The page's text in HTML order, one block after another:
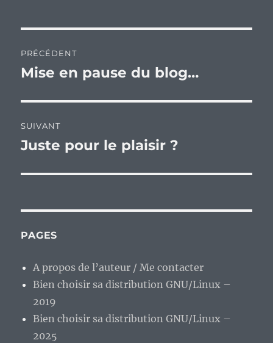
de
PRÉCÉDENT
Publication
Mise en pause du blog…
SUIVANT
Publication
Juste pour le plaisir ?
PAGES
A propos de l’auteur / Me contacter
Bien choisir sa distribution GNU/Linux –
2019
Bien choisir sa distribution GNU/Linux –
2025